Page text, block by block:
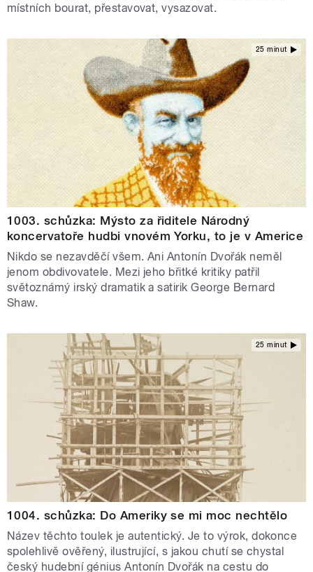
místních bourat, přestavovat, vysazovat.
25 minut
1003. schůzka: Mýsto za řiditele Národný
koncervatoře hudbi vnovém Yorku, to je v Americe
Nikdo se nezavděčí všem. Ani Antonín Dvořák neměl
jenom obdivovatele. Mezi jeho břitké kritiky patřil
světoznámý irský dramatik a satirik George Bernard
Shaw.
25 minut
1004. schůzka: Do Ameriky se mi moc nechtělo
Název těchto toulek je autentický. Je to výrok, dokonce
spolehlivě ověřený, ilustrující, s jakou chutí se chystal
český hudební génius Antonín Dvořák na cestu do